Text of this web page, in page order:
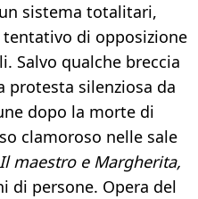
sistema totalitari,
di opposizione
Salvo qualche breccia
protesta silenziosa da
dopo la morte di
clamoroso nelle sale
Il maestro e Margherita,
di persone. Opera del